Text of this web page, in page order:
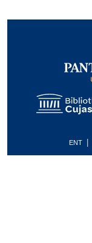
ENT |